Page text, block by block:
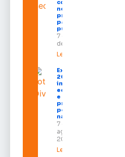
com shows,
negócios e
programação
para todos os
públicos
7 de agosto
de 2026
Leia mais »
Expofeira
2026
impulsiona
economia
e aumenta
procura
por hotéis
na capital
7 de
agosto de
2026
Leia mais »